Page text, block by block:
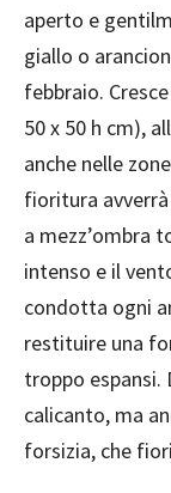
aperto e
giallo o
febbraio.
50 x 50 h cm),
anche nelle
fioritura
a mezz’ombra
intenso e il
condotta ogni
restituire una
troppo espansi.
calicanto, ma
forsizia, che